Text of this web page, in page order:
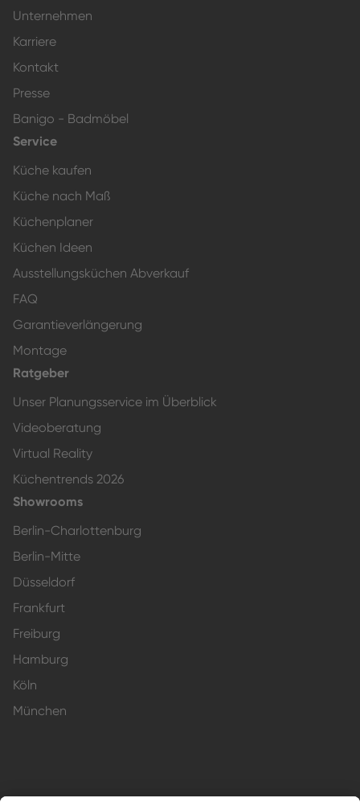
Unternehmen
Karriere
Kontakt
Presse
Banigo - Badmöbel
Service
Küche kaufen
Küche nach Maß
Küchenplaner
Küchen Ideen
Ausstellungsküchen Abverkauf
FAQ
Garantieverlängerung
Montage
Ratgeber
Unser Planungsservice im Überblick
Videoberatung
Virtual Reality
Küchentrends 2026
Showrooms
Berlin-Charlottenburg
Berlin-Mitte
Düsseldorf
Frankfurt
Freiburg
Hamburg
Köln
München